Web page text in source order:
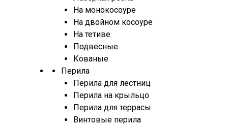
На монокосоуре
На двойном косоуре
На тетиве
Подвесные
Кованые
Перила
Перила для лестниц
Перила на крыльцо
Перила для террасы
Винтовые перила